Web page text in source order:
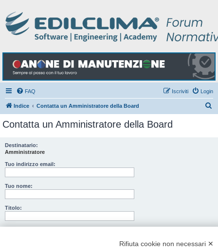
FAQ Login
Iscriviti
Indice Contatta un Amministratore della Board
Contatta un Amministratore della Board
Destinatario:
Amministratore
Tuo indirizzo email:
Tuo nome:
Titolo:
BBCode. L’indirizzo di risposta sarà il tuo indirizzo email.Rifiuta cookie non necessari ✕